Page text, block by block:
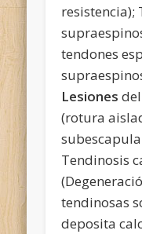
resistencia);
tendones
Lesiones
(rotura
Tendinosis
tendinosas
deposita